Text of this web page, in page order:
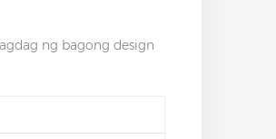
ng bagong design